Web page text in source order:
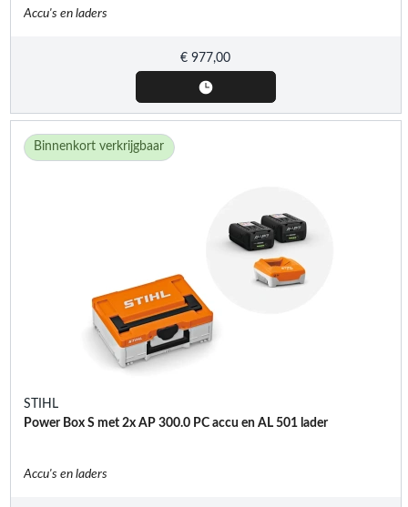
Accu's en laders
€ 977,00
Binnenkort verkrijgbaar
STIHL
Power Box S met 2x AP 300.0 PC accu en AL 501 lader
Accu's en laders